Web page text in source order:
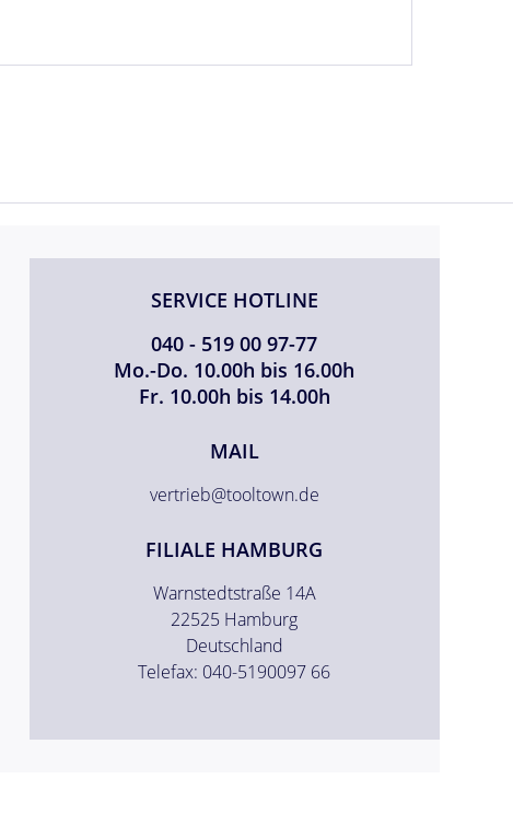
SERVICE HOTLINE
040 - 519 00 97-77
Mo.-Do. 10.00h bis 16.00h
Fr. 10.00h bis 14.00h
MAIL
vertrieb@tooltown.de
FILIALE HAMBURG
Warnstedtstraße 14A
22525 Hamburg
Deutschland
Telefax: 040-5190097 66